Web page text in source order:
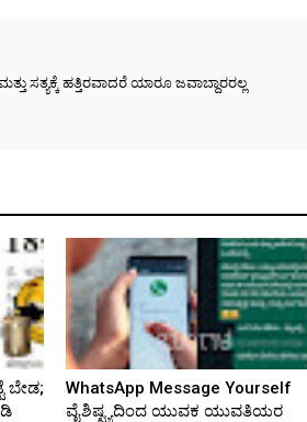
ಸತ್ಯಕ್ಕೆ ಹತ್ತಿರವಾದರೆ ಯಾರೂ ಜವಾಬ್ದಾರರಲ್ಲ
ಬೇಡ;
WhatsApp Message Yourself
ವೈಶಿಷ್ಟ್ಯದಿಂದ ಯುವಕ ಯುವತಿಯರ